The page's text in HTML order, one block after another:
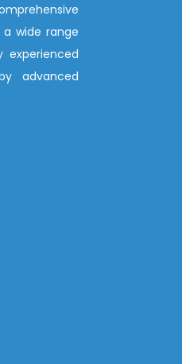
wide range
experienced
advanced